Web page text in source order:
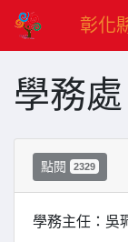
彰化
學務處
點閱 2329
學務主任：吳